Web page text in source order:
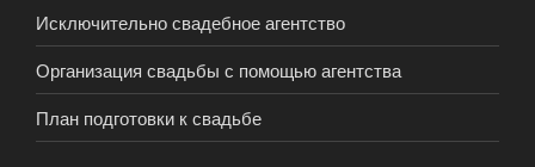
Исключительно свадебное агентство
Организация свадьбы с помощью агентства
План подготовки к свадьбе